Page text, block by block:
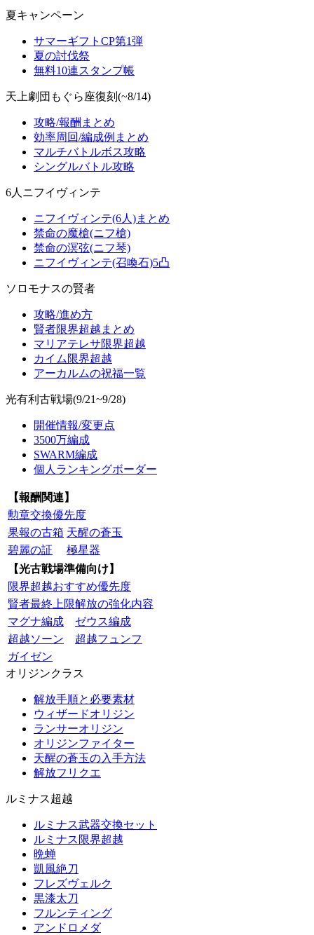
夏キャンペーン
サマーギフトCP第1弾
夏の討伐祭
無料10連スタンプ帳
天上劇団もぐら座復刻(~8/14)
攻略/報酬まとめ
効率周回/編成例まとめ
マルチバトルボス攻略
シングルバトル攻略
6人ニフイヴィンテ
ニフイヴィンテ(6人)まとめ
禁命の魔槍(ニフ槍)
禁命の溟弦(ニフ琴)
ニフイヴィンテ(召喚石)5凸
ソロモナスの賢者
攻略/進め方
賢者限界超越まとめ
マリアテレサ限界超越
カイム限界超越
アーカルムの祝福一覧
光有利古戦場(9/21~9/28)
開催情報/変更点
3500万編成
SWARM編成
個人ランキングボーダー
【報酬関連】
勲章交換優先度
果報の古箱 天醒の蒼玉
碧麗の証
極星器
【光古戦場準備向け】
限界超越おすすめ優先度
賢者最終上限解放の強化内容
マグナ編成
ゼウス編成
超越ソーン
超越フュンフ
ガイゼン
オリジンクラス
解放手順と必要素材
ウィザードオリジン
ランサーオリジン
オリジンファイター
天醒の蒼玉の入手方法
解放フリクエ
ルミナス超越
ルミナス武器交換セット
ルミナス限界超越
晩蝉
凱風絶刀
フレズヴェルク
黒漆太刀
フルンティング
アンドロメダ